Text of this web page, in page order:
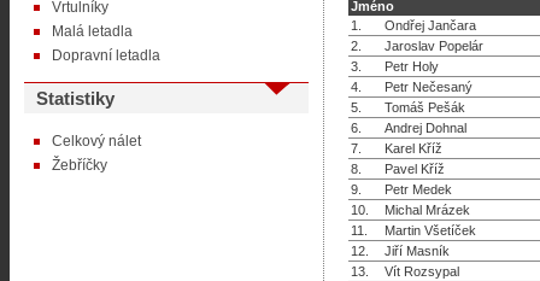
Vrtulníky
Malá letadla
Dopravní letadla
Statistiky
Celkový nálet
Žebříčky
Jméno
1.
Ondřej Jančara
2.
Jaroslav Popelár
3.
Petr Holy
4.
Petr Nečesaný
5.
Tomáš Pešák
6.
Andrej Dohnal
7.
Karel Kříž
8.
Pavel Kříž
9.
Petr Medek
10.
Michal Mrázek
11.
Martin Všetíček
12.
Jiří Masník
13.
Vít Rozsypal